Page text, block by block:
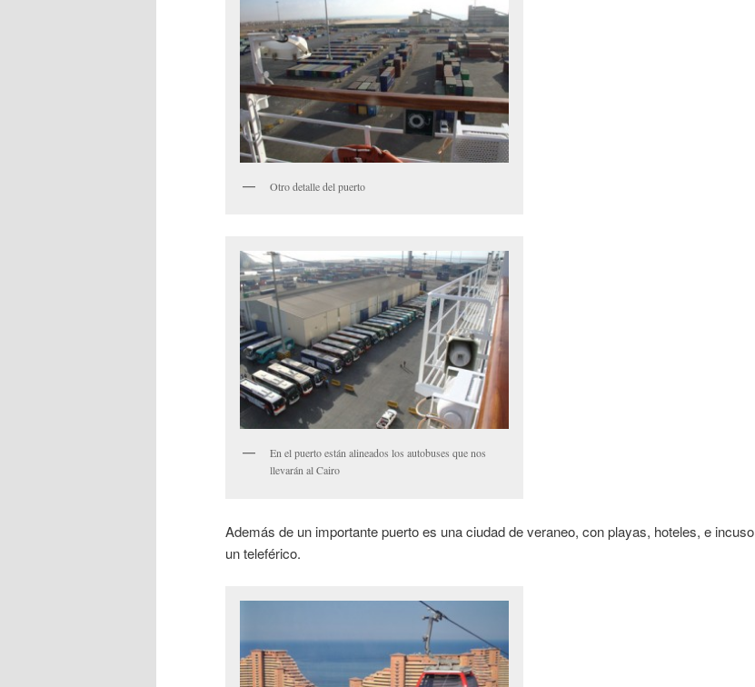
Otro detalle del puerto
En el puerto están alineados los autobuses que nos
llevarán al Cairo
Además de un importante puerto es una ciudad de veraneo, con playas, hoteles, e incuso
un teleférico.